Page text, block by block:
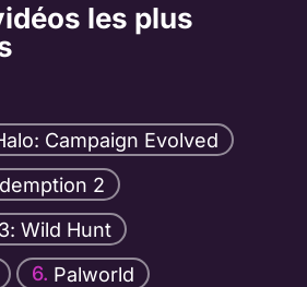
les plus
Campaign Evolved
2
Wild Hunt
Palworld